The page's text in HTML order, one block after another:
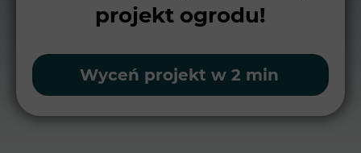
projekt ogrodu!
Wyceń projekt w 2 min